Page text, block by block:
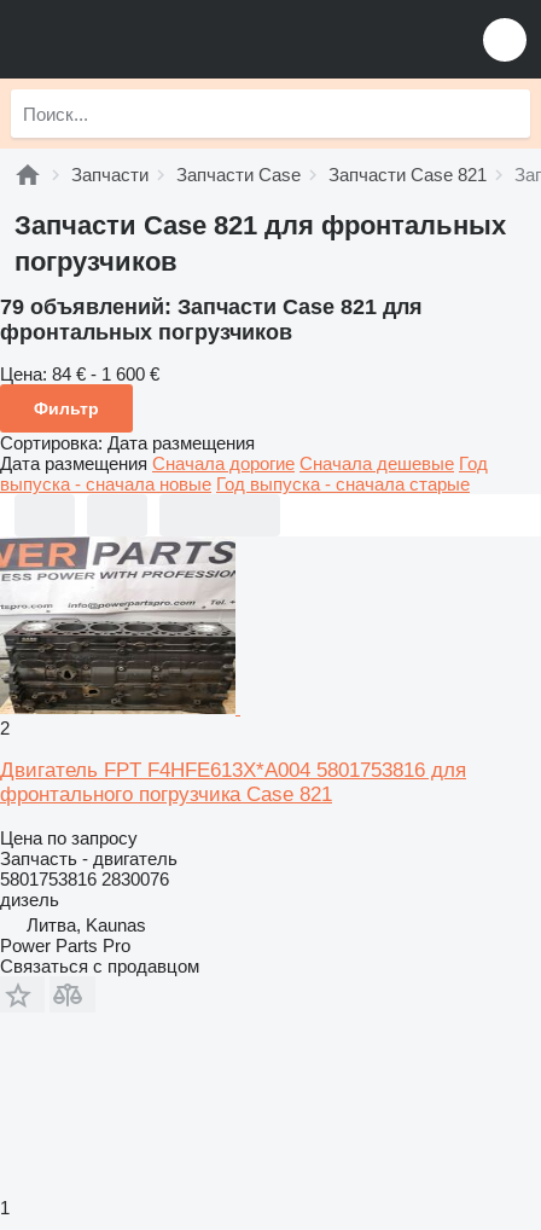
Запчасти Запчасти Case Запчасти Case 821
Запчасти Case 821 для фронтальных
погрузчиков
79 объявлений: Запчасти Case 821 для
фронтальных погрузчиков
Цена: 84 € - 1 600 €
Фильтр
Сортировка: Дата размещения
Дата размещения Сначала дорогие Сначала дешевые Год
выпуска - сначала новые Год выпуска - сначала старые
2
Двигатель FPT F4HFE613X*A004 5801753816 для
фронтального погрузчика Case 821
Цена по запросу
Запчасть - двигатель
5801753816 2830076
дизель
Литва, Kaunas
Power Parts Pro
Связаться с продавцом
1